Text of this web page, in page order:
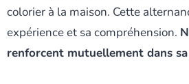
colorier à la maison. Cette
expérience et sa compréhension.
renforcent mutuellement dans